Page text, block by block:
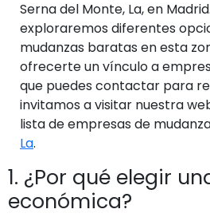
Serna del Monte, La, en
exploraremos diferentes
mudanzas baratas en esta
ofrecerte un vínculo a
que puedes contactar para
invitamos a visitar nuestra
lista de empresas de
La.
1. ¿Por qué elegir
económica?